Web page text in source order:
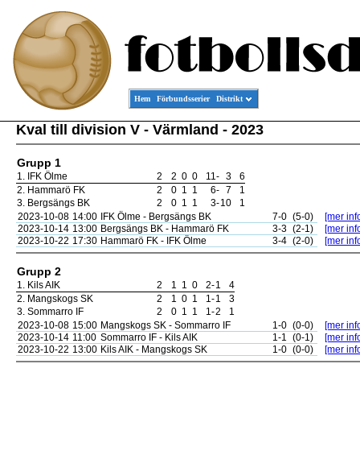
Hem Förbundsserier Distrikt
Kval till division V - Värmland - 2023
Grupp 1
1. IFK Ölme 2 2 0 0 11- 3
6
2. Hammarö FK 2 0 1 1 6- 7
1
3. Bergsängs BK 2 0 1 1 3-10
1
2023-10-08 14:00 IFK Ölme - Bergsängs BK 7-0 (5-0)
[mer
2023-10-14 13:00 Bergsängs BK - Hammarö FK 3-3 (2-1)
[mer
2023-10-22 17:30 Hammarö FK - IFK Ölme 3-4 (2-0) [mer
Grupp 2
1. Kils AIK 2 1 1 0 2-1
4
2. Mangskogs SK 2 1 0 1 1-1
3
3. Sommarro IF 2 0 1 1 1-2
1
2023-10-08 15:00 Mangskogs SK - Sommarro IF 1-0 (0-0)
[mer
2023-10-14 11:00 Sommarro IF - Kils AIK 1-1 (0-1)
[mer
2023-10-22 13:00 Kils AIK - Mangskogs SK 1-0 (0-0) [mer